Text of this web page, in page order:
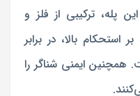
پله، ترکیبی از فلز و
استحکام بالا، در برابر
ایمنی شناگر را